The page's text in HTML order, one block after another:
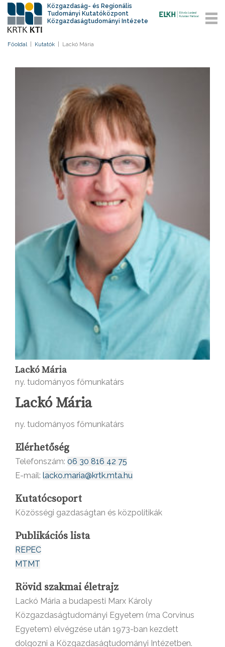
Közgazdaság- és Regionális
Tudományi Kutatóközpont
Közgazdaságtudományi Intézete
Főoldal Kutatók Lackó Mária
Lackó Mária
ny. tudományos főmunkatárs
Lackó Mária
ny. tudományos főmunkatárs
Elérhetőség
Telefonszám: 06 30 816 42 75
E-mail: lacko.maria@krtk.mta.hu
Kutatócsoport
Közösségi gazdaságtan és közpolitikák
Publikációs lista
REPEC
MTMT
Rövid szakmai életrajz
Lackó Mária a budapesti Marx Károly
Közgazdaságtudományi Egyetem (ma Corvinus
Egyetem) elvégzése után 1973-ban kezdett
dolgozni a Közgazdaságtudományi Intézetben.